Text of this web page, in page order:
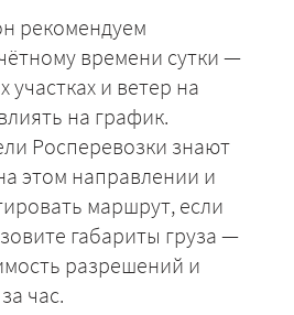
рекомендуем
времени сутки —
участках и ветер на
на график.
Росперевозки знают
этом направлении и
маршрут, если
габариты груза —
разрешений и
час.
ЗАКАЗАТЬ